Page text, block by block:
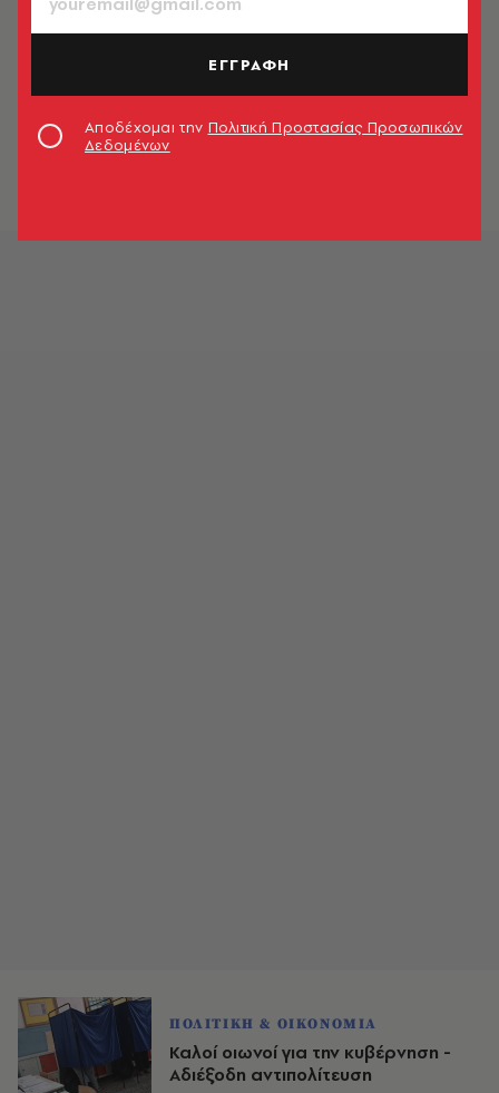
κατανομή των εδρών
Newsroom
ΠΟΛΙΤΙΚΗ & ΟΙΚΟΝΟΜΙΑ
Καλοί οιωνοί για την κυβέρνηση -
Αδιέξοδη αντιπολίτευση
ΕΓΓΡΑΦΗ
Αποδέχομαι την Πολιτική Προστασίας Προσωπικών
Δεδομένων